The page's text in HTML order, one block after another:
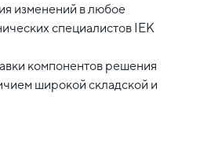
изменений в любое
специалистов IEK
компонентов решения
широкой складской и